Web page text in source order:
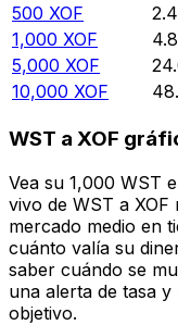
500 XOF
1,000 XOF
5,000 XOF
10,000 XOF
WST a XOF
Vea su 1,000 WST
vivo de WST a XOF
mercado medio en
cuánto valía su
saber cuándo se
una alerta de tasa
objetivo.